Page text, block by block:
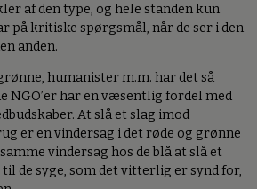
af den type, og hele standen kun
på kritiske spørgsmål, når de ser i den
anden.
humanister m.m. har det så
NGO’er har en væsentlig fordel med
At slå et slag imod
er en vindersag i det røde og grønne
vindersag hos de blå at slå et
de syge, som det vitterlig er synd for,